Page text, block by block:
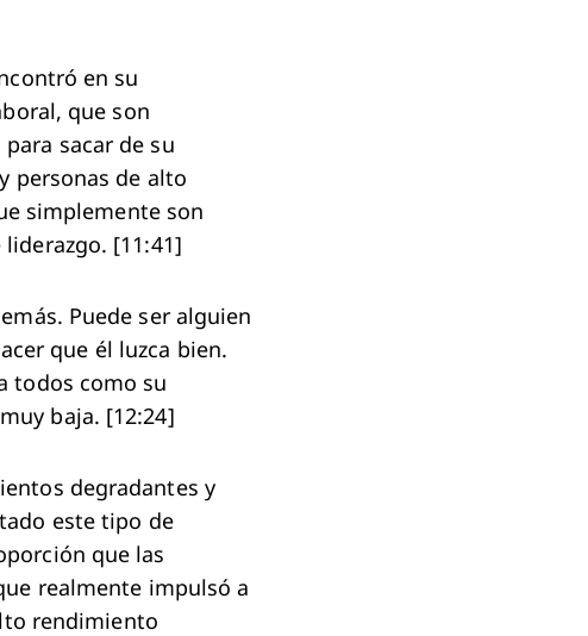
en su
que son
sacar de su
personas de alto
simplemente son
[11:41]
Puede ser alguien
que él luzca bien.
todos como su
baja. [12:24]
degradantes y
este tipo de
que las
realmente impulsó a
rendimiento